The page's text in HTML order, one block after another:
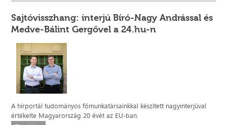
Sajtóvisszhang: interjú Bíró-Nagy Andrással és
Medve-Bálint Gergővel a 24.hu-n
A hírportál tudományos főmunkatársainkkal készített nagyinterjúval
értékelte Magyarország 20 évét az EU-ban.